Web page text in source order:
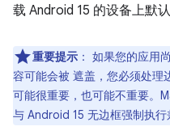
载 Android 15 的设备上默
重要提示 ： 如果您的应用
容可能会被 遮盖，您必须处理
可能很重要，也可能不重要。
与 Android 15 无边框强制执行